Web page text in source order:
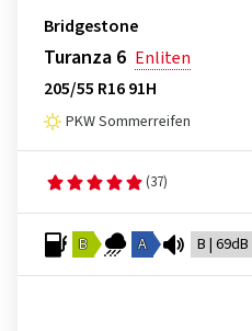
Bridgestone
Turanza 6 Enliten
205/55 R16 91H
PKW Sommerreifen
(37)
B A B | 69dB